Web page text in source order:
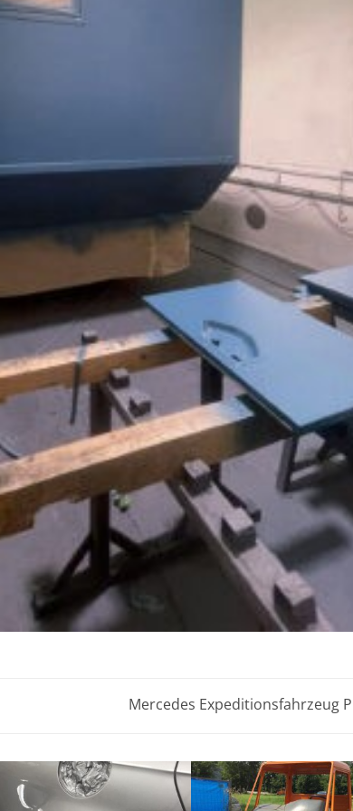
Mercedes Expeditionsfahrzeug